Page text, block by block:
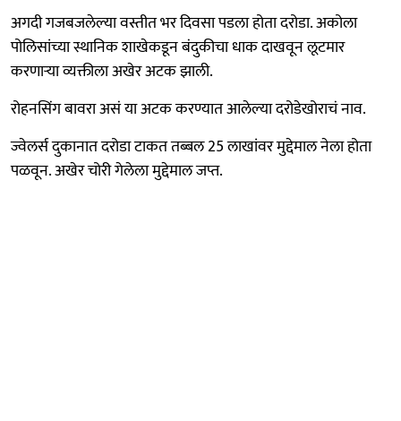
अगदी गजबजलेल्या वस्तीत भर दिवसा पडला होता दरोडा. अकोला
पोलिसांच्या स्थानिक शाखेकडून बंदुकीचा धाक दाखवून लूटमार
करणाऱ्या व्यक्तीला अखेर अटक झाली.
रोहनसिंग बावरा असं या अटक करण्यात आलेल्या दरोडेखोराचं नाव.
ज्वेलर्स दुकानात दरोडा टाकत तब्बल 25 लाखांवर मुद्देमाल नेला होता
पळवून. अखेर चोरी गेलेला मुद्देमाल जप्त.